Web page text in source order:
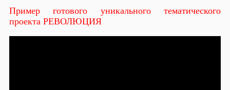
Пример готового уникального тематического
проекта РЕВОЛЮЦИЯ